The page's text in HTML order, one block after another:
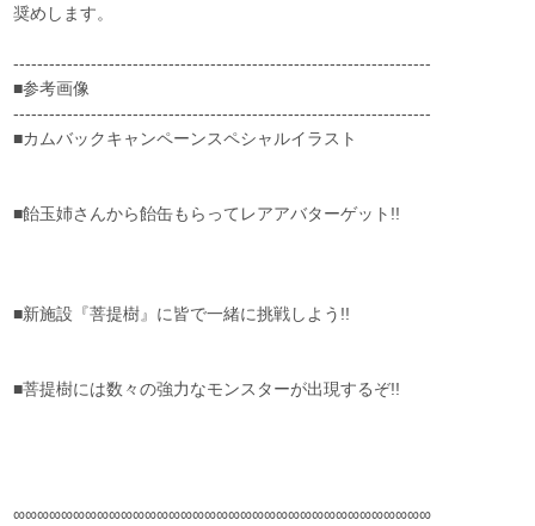
奨めします。
----------------------------------------------------------------------
■参考画像
----------------------------------------------------------------------
■カムバックキャンペーンスペシャルイラスト
■飴玉姉さんから飴缶もらってレアアバターゲット!!
■新施設『菩提樹』に皆で一緒に挑戦しよう!!
■菩提樹には数々の強力なモンスターが出現するぞ!!
∞∞∞∞∞∞∞∞∞∞∞∞∞∞∞∞∞∞∞∞∞∞∞∞∞∞∞∞∞∞∞∞∞∞∞